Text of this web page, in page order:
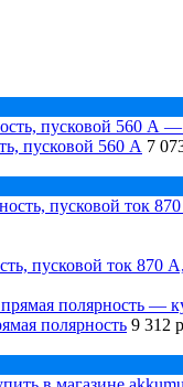
пусковой 560 А 7
пусковой ток 870
полярность 9 312